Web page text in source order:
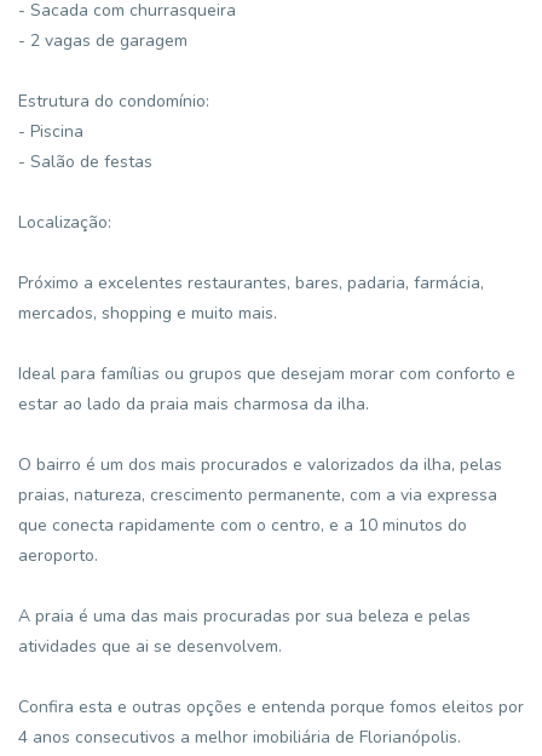
- Sacada com churrasqueira
- 2 vagas de garagem
Estrutura do condomínio:
- Piscina
- Salão de festas
Localização:
Próximo a excelentes restaurantes, bares, padaria, farmácia,
mercados, shopping e muito mais.
Ideal para famílias ou grupos que desejam morar com conforto e
estar ao lado da praia mais charmosa da ilha.
O bairro é um dos mais procurados e valorizados da ilha, pelas
praias, natureza, crescimento permanente, com a via expressa
que conecta rapidamente com o centro, e a 10 minutos do
aeroporto.
A praia é uma das mais procuradas por sua beleza e pelas
atividades que ai se desenvolvem.
Confira esta e outras opções e entenda porque fomos eleitos por
4 anos consecutivos a melhor imobiliária de Florianópolis.